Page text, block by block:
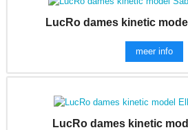
LucRo dames kinetic
meer info
LucRo dames kinetic